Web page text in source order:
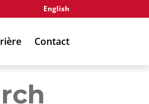
English
Contact